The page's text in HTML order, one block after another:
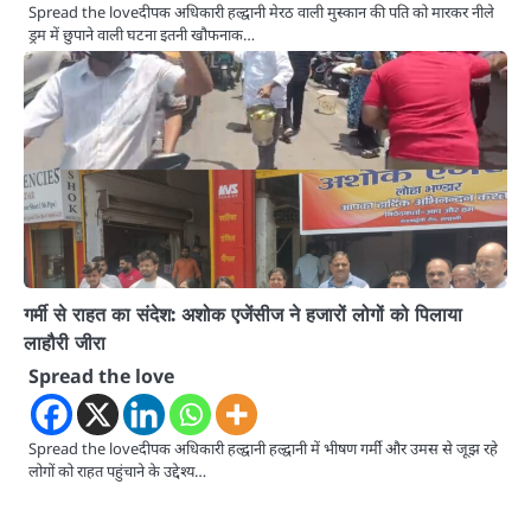
Spread the loveदीपक अधिकारी हल्द्वानी मेरठ वाली मुस्कान की पति को मारकर नीले
ड्रम में छुपाने वाली घटना इतनी खौफनाक…
गर्मी से राहत का संदेश: अशोक एजेंसीज ने हजारों लोगों को पिलाया
लाहौरी जीरा
Spread the love
Spread the loveदीपक अधिकारी हल्द्वानी हल्द्वानी में भीषण गर्मी और उमस से जूझ रहे
लोगों को राहत पहुंचाने के उद्देश्य…